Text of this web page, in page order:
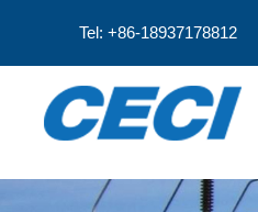
Tel: +86-18937178812